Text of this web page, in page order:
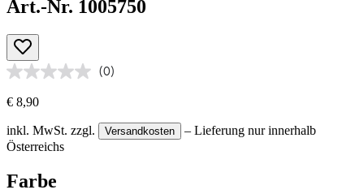
Art.-Nr. 1005750
(0)
€ 8,90
inkl. MwSt. zzgl. Versandkosten
– Lieferung nur innerhalb
Österreichs
Farbe